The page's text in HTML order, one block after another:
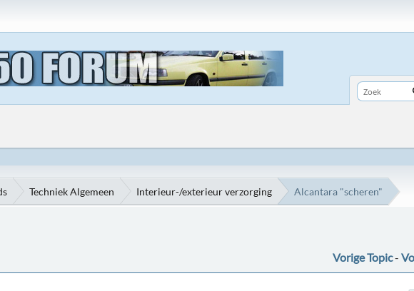
Techniek Algemeen Interieur-/exterieur verzorging Alcantara "scheren"
Vorige Topic-